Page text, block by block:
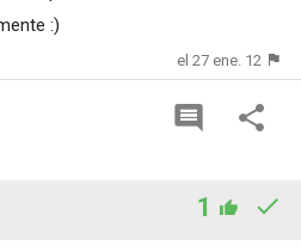
:)
el 27 ene. 12
1